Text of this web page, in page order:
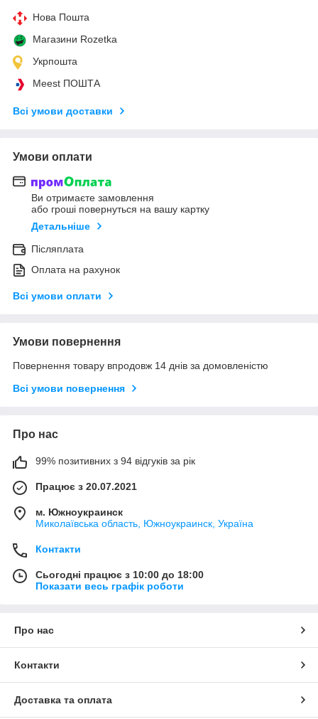
Нова Пошта
Магазини Rozetka
Укрпошта
Meest ПОШТА
Всі умови доставки
Умови оплати
Ви отримаєте замовлення
або гроші повернуться на вашу картку
Детальніше
Післяплата
Оплата на рахунок
Всі умови оплати
Умови повернення
Повернення товару впродовж 14 днів за домовленістю
Всі умови повернення
Про нас
99% позитивних з 94 відгуків за рік
Працює з 20.07.2021
м. Южноукраинск
Миколаївська область, Южноукраинск, Україна
Контакти
Сьогодні працює з 10:00 до 18:00
Показати весь графік роботи
Про нас
Контакти
Доставка та оплата